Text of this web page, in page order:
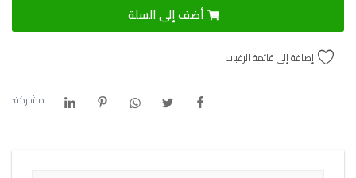
أضف إلى السلة
إضافة إلى قائمة الرغبات
مشاركة: